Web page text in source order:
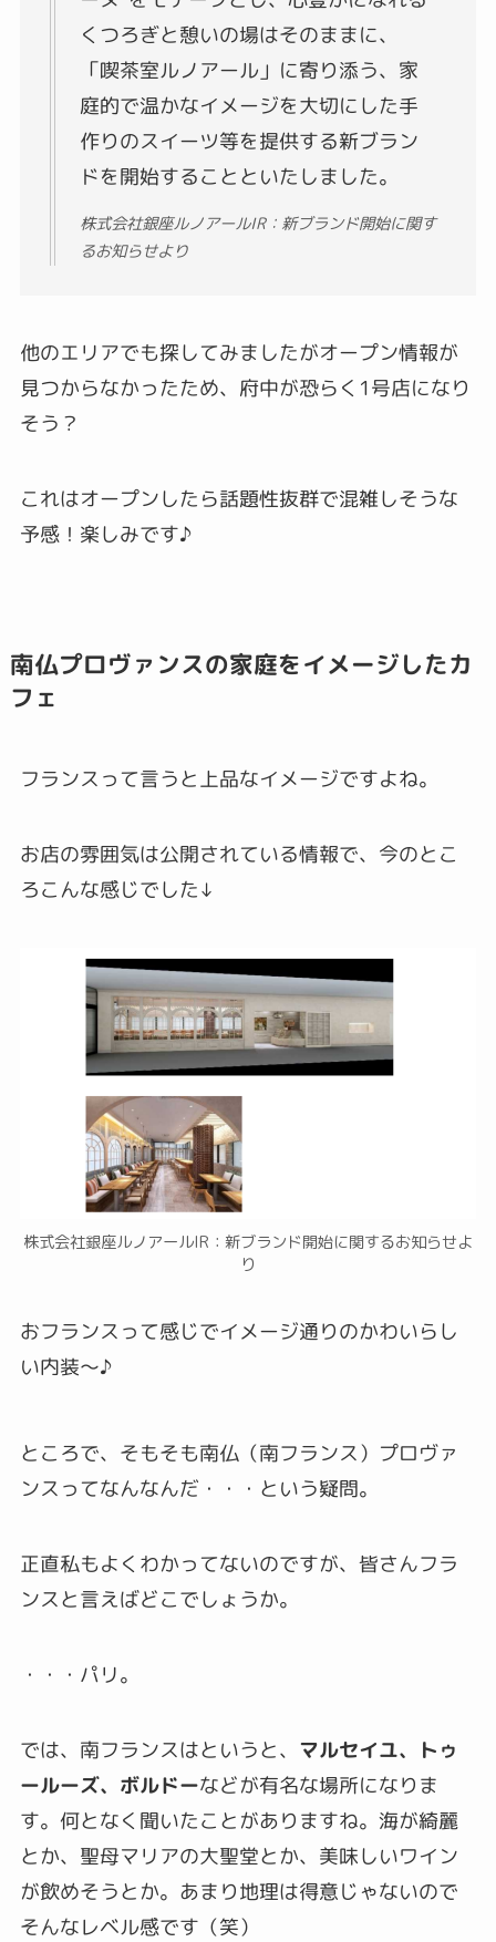
くつろぎと憩いの場はそのままに、
「喫茶室ルノアール」に寄り添う、家
庭的で温かなイメージを大切にした手
作りのスイーツ等を提供する新ブラン
ドを開始することといたしました。
株式会社銀座ルノアールIR：新ブランド開始に関す
るお知らせより
他のエリアでも探してみましたがオープン情報が
見つからなかったため、府中が恐らく1号店になり
そう？
これはオープンしたら話題性抜群で混雑しそうな
予感！楽しみです♪
南仏プロヴァンスの家庭をイメージしたカ
フェ
フランスって言うと上品なイメージですよね。
お店の雰囲気は公開されている情報で、今のとこ
ろこんな感じでした↓
株式会社銀座ルノアールIR：新ブランド開始に関するお知らせよ
り
おフランスって感じでイメージ通りのかわいらし
い内装～♪
ところで、そもそも南仏（南フランス）プロヴァ
ンスってなんなんだ・・・という疑問。
正直私もよくわかってないのですが、皆さんフラ
ンスと言えばどこでしょうか。
・・・パリ。
では、南フランスはというと、 マルセイユ、トゥ
ールーズ、ボルドーなどが有名な場所になりま
す。何となく聞いたことがありますね。海が綺麗
とか、聖母マリアの大聖堂とか、美味しいワイン
が飲めそうとか。あまり地理は得意じゃないので
そんなレベル感です（笑）